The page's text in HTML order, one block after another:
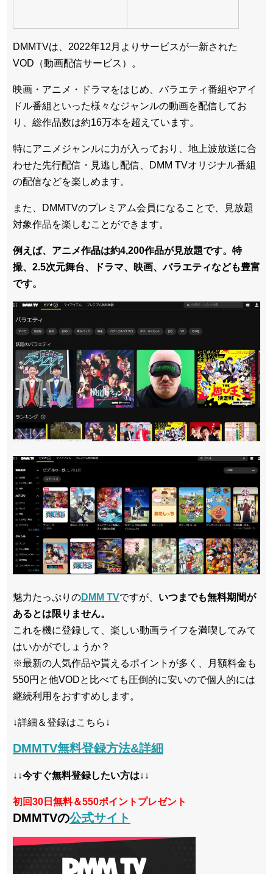
DMMTVは、2022年12月よりサービスが一新された
VOD（動画配信サービス）。
映画・アニメ・ドラマをはじめ、バラエティ番組やアイ
ドル番組といった様々なジャンルの動画を配信してお
り、総作品数は約16万本を超えています。
特にアニメジャンルに力が入っており、地上波放送に合
わせた先行配信・見逃し配信、DMM TVオリジナル番組
の配信などを楽しめます。
また、DMMTVのプレミアム会員になることで、見放題
対象作品を楽しむことができます。
例えば、アニメ作品は約4,200作品が見放題です。特
撮、2.5次元舞台、ドラマ、映画、バラエティなども豊富
です。
魅力たっぷりのDMM TVですが、 いつまでも無料期間が
あるとは限りません。
これを機に登録して、楽しい動画ライフを満喫してみて
はいかがでしょうか？
※最新の人気作品や貰えるポイントが多く、月額料金も
550円と他VODと比べても圧倒的に安いので個人的には
継続利用をおすすめします。
↓詳細＆登録はこちら↓
DMMTV無料登録方法&詳細
↓↓今すぐ無料登録したい方は↓↓
初回30日無料＆550ポイントプレゼント
DMMTVの公式サイト